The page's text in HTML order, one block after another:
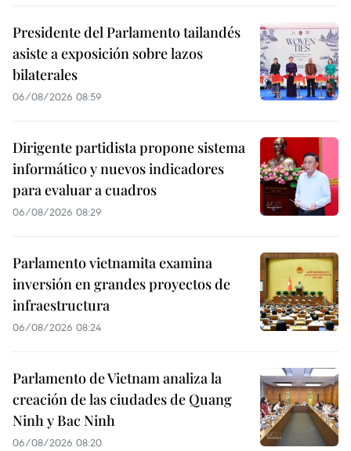
Presidente del Parlamento tailandés
asiste a exposición sobre lazos
bilaterales
06/08/2026 08:59
Dirigente partidista propone sistema
informático y nuevos indicadores
para evaluar a cuadros
06/08/2026 08:29
Parlamento vietnamita examina
inversión en grandes proyectos de
infraestructura
06/08/2026 08:24
Parlamento de Vietnam analiza la
creación de las ciudades de Quang
Ninh y Bac Ninh
06/08/2026 08:20